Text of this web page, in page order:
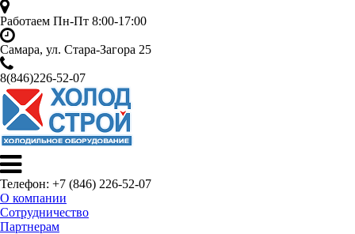
Работаем Пн-Пт 8:00-17:00
Самара, ул. Стара-Загора 25
8(846)226-52-07
Телефон: +7 (846) 226-52-07
О компании
Сотрудничество
Партнерам